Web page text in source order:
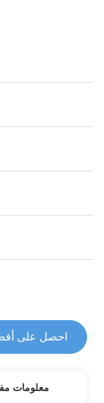
احصل على
معلومات